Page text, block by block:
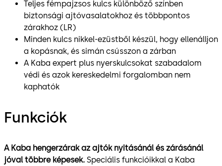
Teljes fémpajzsos kulcs különböző színben
biztonsági ajtóvasalatokhoz és többpontos
zárakhoz (LR)
Minden kulcs nikkel-ezüstből készül, hogy ellenálljon
a kopásnak, és simán csússzon a zárban
A Kaba expert plus nyerskulcsokat szabadalom
védi és azok kereskedelmi forgalomban nem
kaphatók
Funkciók
A Kaba hengerzárak az ajtók nyitásánál és zárásánál
jóval többre képesek. Speciális funkcióikkal a Kaba